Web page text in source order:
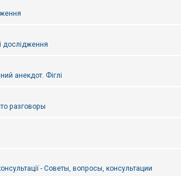
дослідження
анекдот. Фіглі
разговоры
- Советы, вопросы, консультации